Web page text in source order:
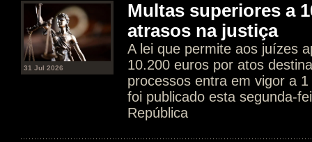
31 Jul 2026
Multas superiores a
atrasos na justiça
A lei que permite aos juízes
10.200 euros por atos
processos entra em vigor a
foi publicado esta segunda-
República